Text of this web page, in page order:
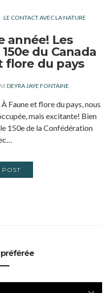
LE CONTACT AVEC LA NATURE
année! Les
du Canada
flore du pays
DEYRA JAYE FONTAINE
Faune et flore du pays, nous
mais excitante! Bien
150e de la Confédération
POST